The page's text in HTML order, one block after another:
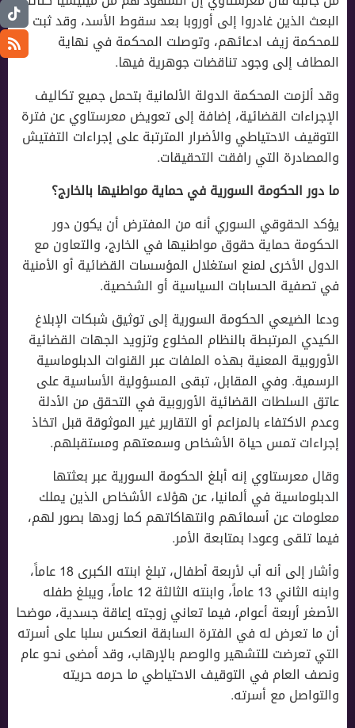
البعث الذين غادروا إلى أوروبا بعد سقوط الأسد، وقد ثبت
للمحكمة زيف ادعائهم، وتوصلت المحكمة في نهاية
المطاف إلى وجود تناقضات جوهرية فيها.
وقد ألزمت المحكمة الدولة الألمانية بتحمل جميع تكاليف
الإجراءات القضائية، إضافة إلى تعويض معرستاوي عن فترة
التوقيف الاحتياطي والأضرار المترتبة على إجراءات التفتيش
والمصادرة التي رافقت التحقيقات.
ما دور الحكومة السورية في حماية مواطنيها بالخارج؟
يؤكد الحقوقي السوري أنه من المفترض أن يكون دور
الحكومة حماية حقوق مواطنيها في الخارج، والتعاون مع
الدول الأخرى لمنع استغلال المؤسسات القضائية أو الأمنية
في تصفية الحسابات السياسية أو الشخصية.
ودعا الضيعي الحكومة السورية إلى توثيق شبكات الإبلاغ
الكيدي المرتبطة بالنظام المخلوع وتزويد الجهات القضائية
الأوروبية المعنية بهذه الملفات عبر القنوات الدبلوماسية
الرسمية. وفي المقابل، تبقى المسؤولية الأساسية على
عاتق السلطات القضائية الأوروبية في التحقق من الأدلة
وعدم الاكتفاء بالمزاعم أو التقارير غير الموثوقة قبل اتخاذ
إجراءات تمس حياة الأشخاص وسمعتهم ومستقبلهم.
وقال معرستاوي إنه أبلغ الحكومة السورية عبر بعثتها
الدبلوماسية في ألمانيا، عن هؤلاء الأشخاص الذين يملك
معلومات عن أسمائهم وانتهاكاتهم كما زودها بصور لهم،
فيما تلقى وعودا بمتابعة الأمر.
وأشار إلى أنه أب لأربعة أطفال، تبلغ ابنته الكبرى 18 عاماً،
وابنه الثاني 13 عاماً، وابنته الثالثة 12 عاماً، ويبلغ طفله
الأصغر أربعة أعوام، فيما تعاني زوجته إعاقة جسدية، موضحا
أن ما تعرض له في الفترة السابقة انعكس سلبا على أسرته
التي تعرضت للتشهير والوصم بالإرهاب، وقد أمضى نحو عام
ونصف العام في التوقيف الاحتياطي ما حرمه حريته
والتواصل مع أسرته.